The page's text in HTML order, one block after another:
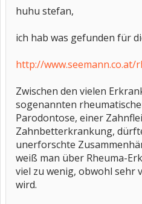
huhu stefan,
ich hab was gefunden für
http://www.seemann.co.at/
Zwischen den vielen
sogenannten
Parodontose, einer
Zahnbetterkrankung,
unerforschte
weiß man über Rheuma-
viel zu wenig, obwohl sehr
wird.